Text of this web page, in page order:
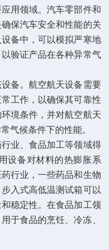
领域。汽车零部件和
保汽车安全和性能的关
备中，可以模拟严寒地
以验证产品在各种异常气
。航空航天设备需要
工作，以确保其可靠性
境条件，并对航空航天
候条件下的性能。
业、食品加工等领域得
用设备对材料的热膨胀系
行业，一些药品和生物
步入式高低温测试箱可以
定性。在食品加工领
食品的烹饪、冷冻、